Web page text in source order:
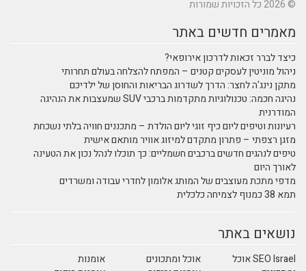
© 2026 כל הזכויות שמורות
מאמרים חדשים באתר
כיצד לברר זכאות לדרכון אירופאי?
ניהול מוניטין לעסקים קטנים – המפתח להצלחה בעולם תחרותי
מתקן נינג'ה לחצר: הדרך לשדרוג הבריאות והחוסן של ילדיכם
נהיגה חכמה: טכנולוגיות מתקדמות ברכבי SUV שמעצבות את הנהיגה
המודרנית
רעיונות וטיפים ליום כיף זוגי ליום הולדת – מתכננים חוויה בלתי נשכחת
מזגן רצפתי – פתרון מתקדם למיזוג אוויר מותאם אישית
טיפים לנהגים חדשים ברכבים חשמליים: כך תוכלו לנהל נכון את הטעינה
לאורך היום
מדפי מתכת מעוצבים של המותג אלומון לחדרי עבודה ומשרדים
תמא 38 כמנוף לצמיחה כלכלית
נושאים באתר
SEO Israel אוכל
אוכל ומתכונים
אומנות